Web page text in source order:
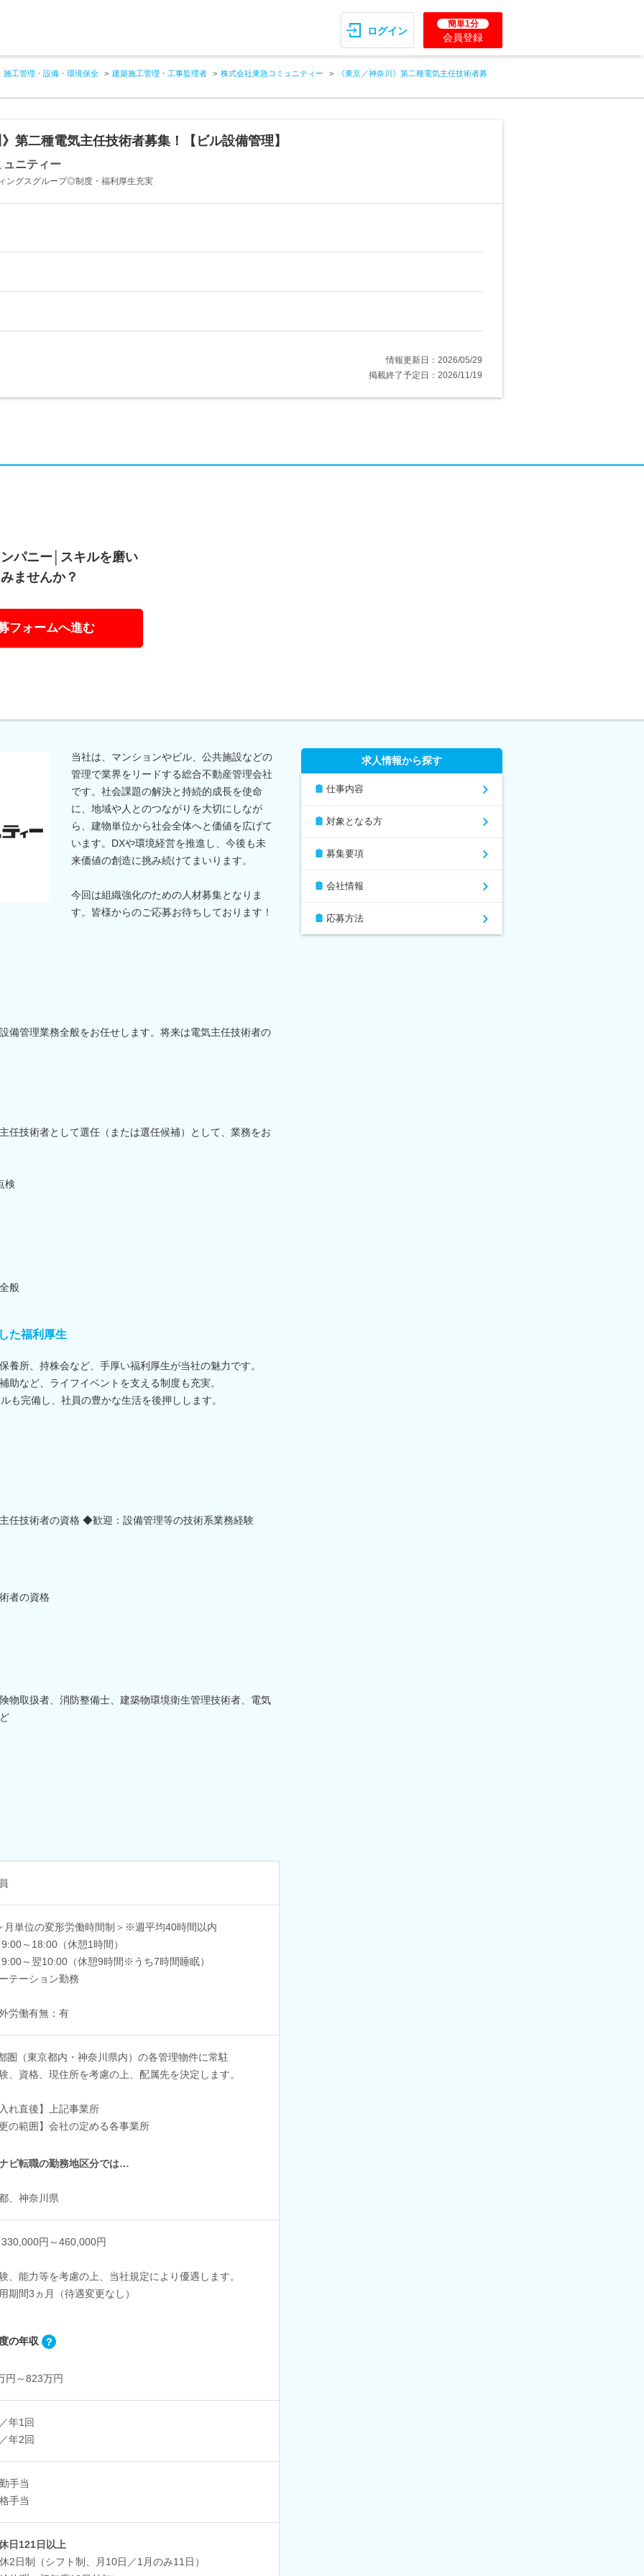
ログイン
簡単1分
会員登録
施工管理・設備・環境保全 建築施工管理・工事監理者 株式会社東急コミュニティー 《東京／神奈川》第二種電気主任技術者募
第二種電気主任技術者募集！【ビル設備管理】
ュニティー
ングスグループ◎制度・福利厚生充実
情報更新日：2026/05/29
掲載終了予定日：2026/11/19
パニー│スキルを磨い
ませんか？
フォームへ進む
当社は、マンションやビル、公共施設などの
管理で業界をリードする総合不動産管理会社
です。社会課題の解決と持続的成長を使命
に、地域や人とのつながりを大切にしなが
ら、建物単位から社会全体へと価値を広げて
います。DXや環境経営を推進し、今後も未
来価値の創造に挑み続けてまいります。
今回は組織強化のための人材募集となりま
す。皆様からのご応募お待ちしております！
備管理業務全般をお任せします。将来は電気主任技術者の
任技術者として選任（または選任候補）として、業務をお
検
般
た福利厚生
養所、持株会など、手厚い福利厚生が当社の魅力です。
助など、ライフイベントを支える制度も充実。
も完備し、社員の豊かな生活を後押しします。
任技術者の資格 ◆歓迎：設備管理等の技術系業務経験
者の資格
物取扱者、消防整備士、建築物環境衛生管理技術者、電気
月単位の変形労働時間制＞※週平均40時間以内
～18:00（休憩1時間）
～翌10:00（休憩9時間※うち7時間睡眠）
テーション勤務
労働有無：有
圏（東京都内・神奈川県内）の各管理物件に常駐
、資格、現住所を考慮の上、配属先を決定します。
れ直後】上記事業所
の範囲】会社の定める各事業所
ビ転職の勤務地区分では…
、神奈川県
円～460,000円
、能力等を考慮の上、当社規定により優遇します。
期間3ヵ月（待遇変更なし）
の年収
円～823万円
年1回
年2回
手当
手当
日121日以上
2日制（シフト制、月10日／1月のみ11日）
求人情報から探す
仕事内容
対象となる方
募集要項
会社情報
応募方法